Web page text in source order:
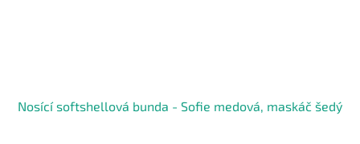
Nosící softshellová bunda - Sofie medová, maskáč šedý